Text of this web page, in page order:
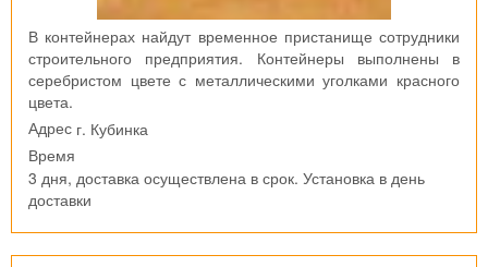
В контейнерах найдут временное пристанище сотрудники
строительного предприятия. Контейнеры выполнены в
серебристом цвете с металлическими уголками красного
цвета.
Адрес г. Кубинка
Время
3 дня, доставка осуществлена в срок. Установка в день
доставки